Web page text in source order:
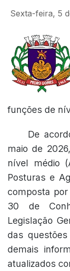
Sexta-feira, 5
funções de
De
maio de
nível médio
Posturas e
composta
30 de
Legislação
das
demais
atualizados